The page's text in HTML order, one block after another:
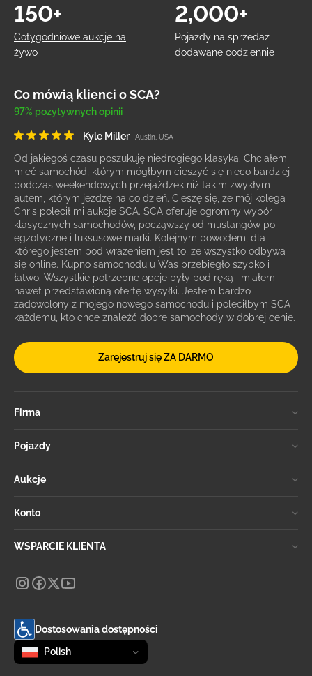
Cotygodniowe aukcje na
żywo
150+
Pojazdy na sprzedaż
dodawane codziennie
2,000+
Co mówią klienci o SCA?
97% pozytywnych opinii
Kyle Miller Austin, USA
Od jakiegoś czasu poszukuję niedrogiego klasyka. Chciałem
mieć samochód, którym mógłbym cieszyć się nieco bardziej
podczas weekendowych przejażdżek niż takim zwykłym
autem, którym jeżdżę na co dzień. Cieszę się, że mój kolega
Chris polecił mi aukcje SCA. SCA oferuje ogromny wybór
klasycznych samochodów, począwszy od mustangów po
egzotyczne i luksusowe marki. Kolejnym powodem, dla
którego jestem pod wrażeniem jest to, że wszystko odbywa
się online. Kupno samochodu u Was przebiegło szybko i
łatwo. Wszystkie potrzebne opcje były pod ręką i miałem
nawet przedstawioną ofertę wysyłki. Jestem bardzo
zadowolony z mojego nowego samochodu i poleciłbym SCA
każdemu, kto chce znaleźć dobre samochody w dobrej cenie.
Zarejestruj się ZA DARMO
Firma
Pojazdy
Aukcje
Konto
WSPARCIE KLIENTA
Dostosowania dostępności
Zmień język
selected
Polish